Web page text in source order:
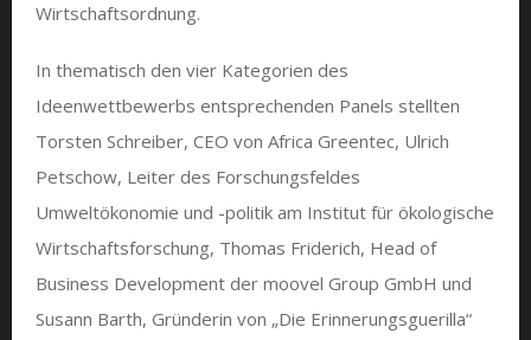
Wirtschaftsordnung.
In thematisch den vier Kategorien des
Ideenwettbewerbs entsprechenden Panels stellten
Torsten Schreiber, CEO von Africa Greentec, Ulrich
Petschow, Leiter des Forschungsfeldes
Umweltökonomie und -politik am Institut für ökologische
Wirtschaftsforschung, Thomas Friderich, Head of
Business Development der moovel Group GmbH und
Susann Barth, Gründerin von „Die Erinnerungsguerilla“